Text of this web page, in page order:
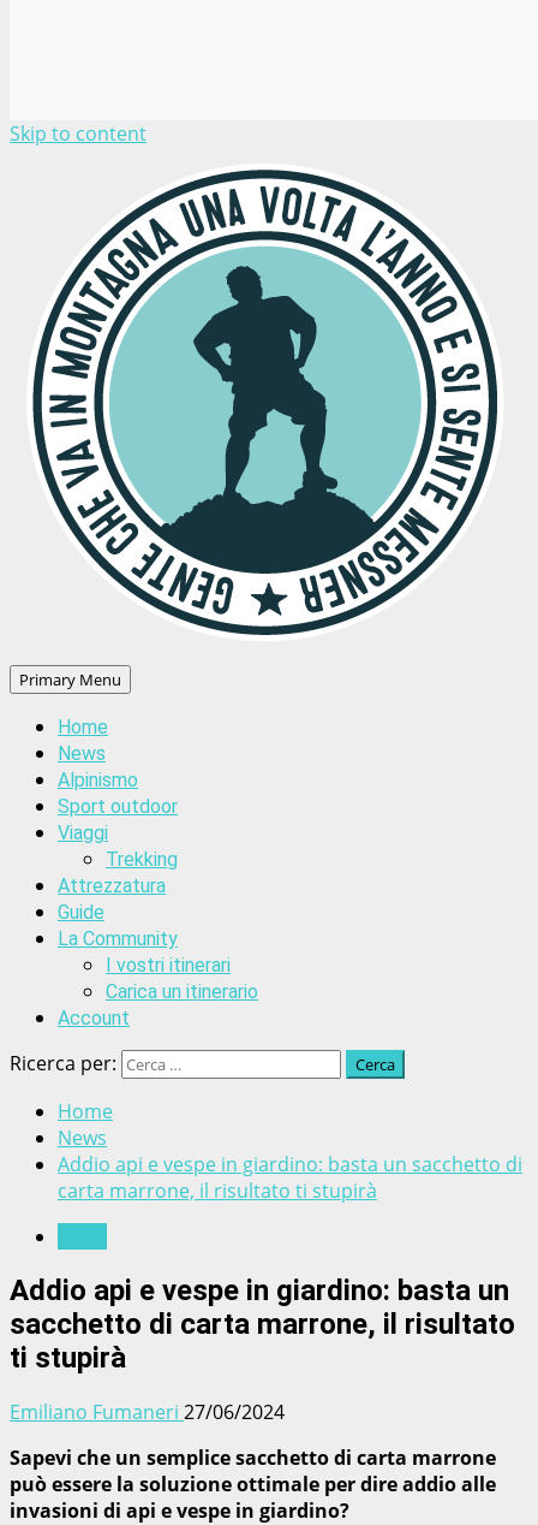
Skip to content
Primary Menu
Home
News
Alpinismo
Sport outdoor
Viaggi
Trekking
Attrezzatura
Guide
La Community
I vostri itinerari
Carica un itinerario
Account
Ricerca per:
Home
News
Addio api e vespe in giardino: basta un sacchetto di
carta marrone, il risultato ti stupirà
Addio api e vespe in giardino: basta un
sacchetto di carta marrone, il risultato
ti stupirà
Emiliano Fumaneri 27/06/2024
Sapevi che un semplice sacchetto di carta marrone
può essere la soluzione ottimale per dire addio alle
invasioni di api e vespe in giardino?